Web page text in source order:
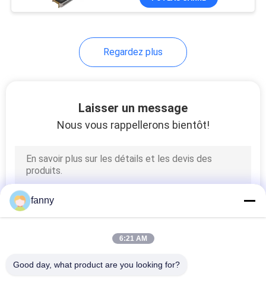
Sofa paresseux de
Lit moderne de taille
de la Reine
Regardez plus
Laisser un message
Nous vous rappellerons bientôt!
fanny
6:21 AM
Good day, what product are you looking for?